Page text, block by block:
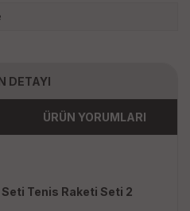
DETAYI
ÜRÜN YORUMLARI
Tenis Raketi Seti 2